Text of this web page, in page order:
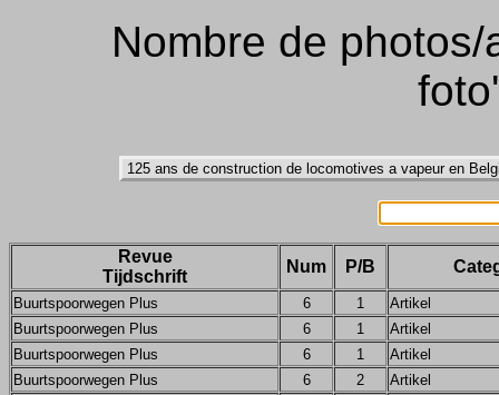
Nombre de
Revue
Tijdschrift
Num P/B
Buurtspoorwegen Plus 6 1
Artikel
Buurtspoorwegen Plus
6 1
Artikel
Buurtspoorwegen Plus
6 1
Artikel
Buurtspoorwegen Plus
6 2
Artikel